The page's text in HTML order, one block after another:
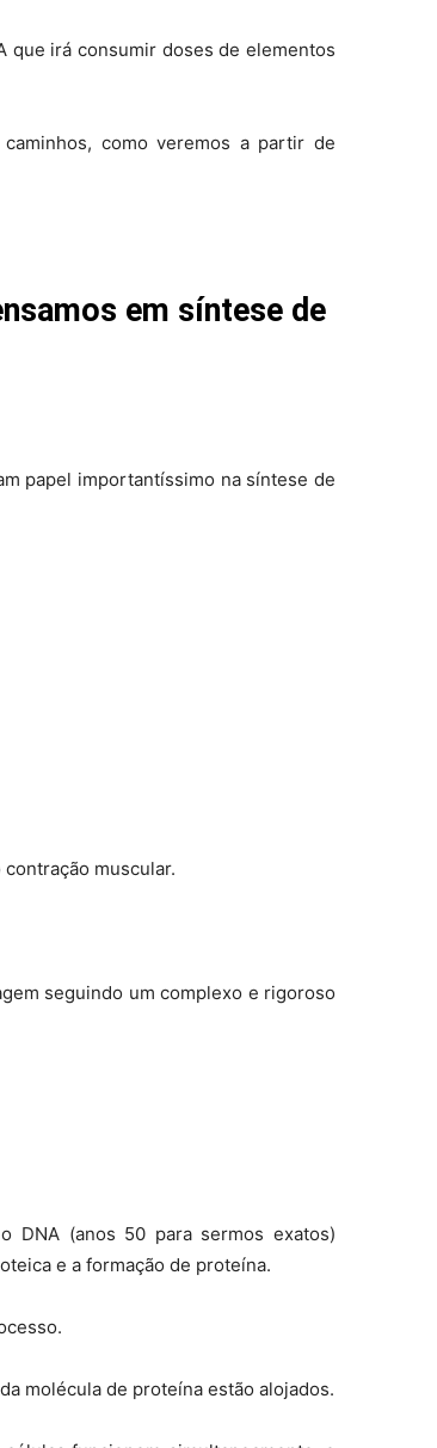
que irá consumir doses de elementos
como veremos a partir de
em síntese de
papel importantíssimo na síntese de
muscular.
seguindo um complexo e rigoroso
DNA (anos 50 para sermos exatos)
e a formação de proteína.
molécula de proteína estão alojados.